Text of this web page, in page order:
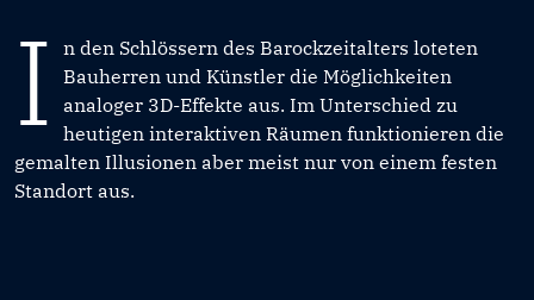
I
n den Schlössern des Barockzeitalters loteten
Bauherren und Künstler die Möglichkeiten
analoger 3D-Effekte aus. Im Unterschied zu
heutigen interaktiven Räumen funktionieren die
gemalten Illusionen aber meist nur von einem festen
Standort aus.